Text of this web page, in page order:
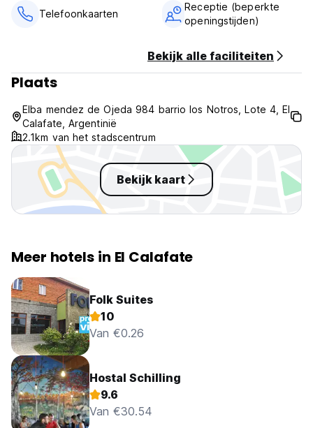
Telefoonkaarten
Receptie (beperkte
openingstijden)
Bekijk alle faciliteiten
Plaats
Elba mendez de Ojeda 984 barrio los Notros, Lote 4, El
Calafate, Argentinië
2.1km van het stadscentrum
Bekijk kaart
Meer hotels in El Calafate
Folk Suites
10
Van €0.26
Hostal Schilling
9.6
Van €30.54